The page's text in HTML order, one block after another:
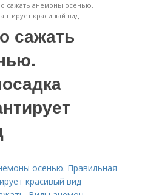
сажать анемоны осенью.
красивый вид
сажать
осенью. Правильная
красивый вид